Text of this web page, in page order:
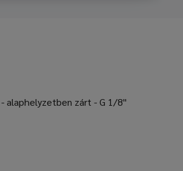
alaphelyzetben zárt - G 1/8"